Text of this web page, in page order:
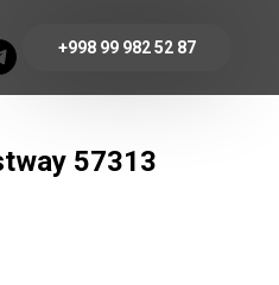
+998 99 982 52 87
57313